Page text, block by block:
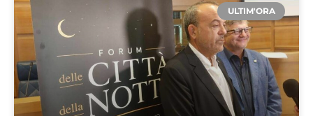
ULTIM'ORA